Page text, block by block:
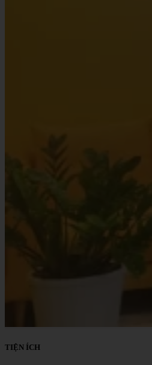
TIỆN ÍCH